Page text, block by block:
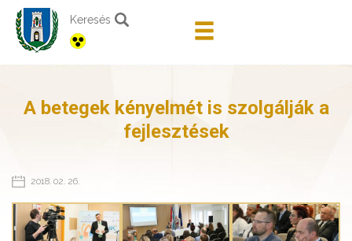
Keresés
A betegek kényelmét is szolgálják a
fejlesztések
2018. 02. 26.